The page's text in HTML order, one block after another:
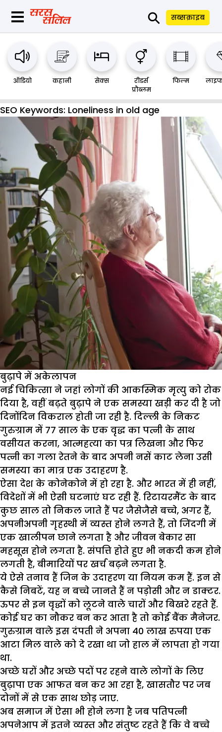
⚲ सब्सक्राइब
ऑडियो कहानी सेक्स
रीडर्स
प्रौब्लम
फिल्म
SEO Keywords: Loneliness in old age
बुढ़ापे में अकेलापन
नई चिकित्सा ने जहां लोगों की आकस्मिक मृत्यु को रोक
दिया है, वहीं बढ़ते बुढ़ापे ने एक समस्या खड़ी कर दी है जो
दिनोंदिन विकराल होती जा रही है. दिल्ली के निकट
गुरुग्राम में 77 साल के एक वृद्ध का पत्नी के साथ
वसीयत करना, आत्महत्या का पत्र लिखना और फिर
पत्नी का गला रेतने के बाद अपनी नसें काट लेना उसी
समस्या का मात्र एक उदाहरण है.
ऐसा देश के कोनेकोने में हो रहा है. और भारत में ही नहीं,
विदेशों में भी ऐसी घटनाएं घट रही हैं. रिटायरमैंट के बाद
कुछ साल तो निकल जाते हैं पर जैसेजैसे बच्चे, अगर हैं,
अपनीअपनी गृहस्थी में व्यस्त होने लगते हैं, तो जिंदगी में
एक खालीपन छाने लगता है और जीवन बेकार सा
महसूस होने लगता है. संपत्ति होते हुए भी नकदी कम होने
लगती है, बीमारियों पर खर्च बढ़ने लगता है.
ये ऐसे तनाव हैं जिन के उदाहरण या नियम कम हैं. इन से
कैसे निबटें, यह न बच्चे जानते हैं न पड़ोसी और न डाक्टर.
ऊपर से इन वृद्धों को लूटने वाले चारों और बिखरे रहते हैं.
कोई घर का नौकर बन कर आता है तो कोई बैंक मैनेजर.
गुरुग्राम वाले इस दंपती ने अपना 40 लाख रुपया एक
आटा मिल वाले को दे रखा था जो हाल में लापता हो गया
था.
अच्छे घरों और अच्छे पदों पर रहने वाले लोगों के लिए
बुढ़ापा एक आफत बन कर आ रहा है, खासतौर पर जब
दोनों में से एक साथ छोड़ जाए.
अब समाज में ऐसा भी होने लगा है जब पतिपत्नी
अपनेआप में इतने व्यस्त और संतुष्ट रहते हैं कि वे बच्चे